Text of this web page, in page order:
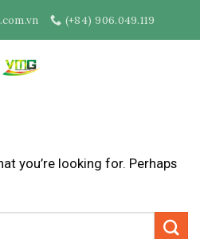
(+84) 906.049.119
you’re looking for. Perhaps